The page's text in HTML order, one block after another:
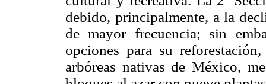
debido, principalmente, a la
de mayor frecuencia; sin
opciones para su
arbóreas nativas de México,